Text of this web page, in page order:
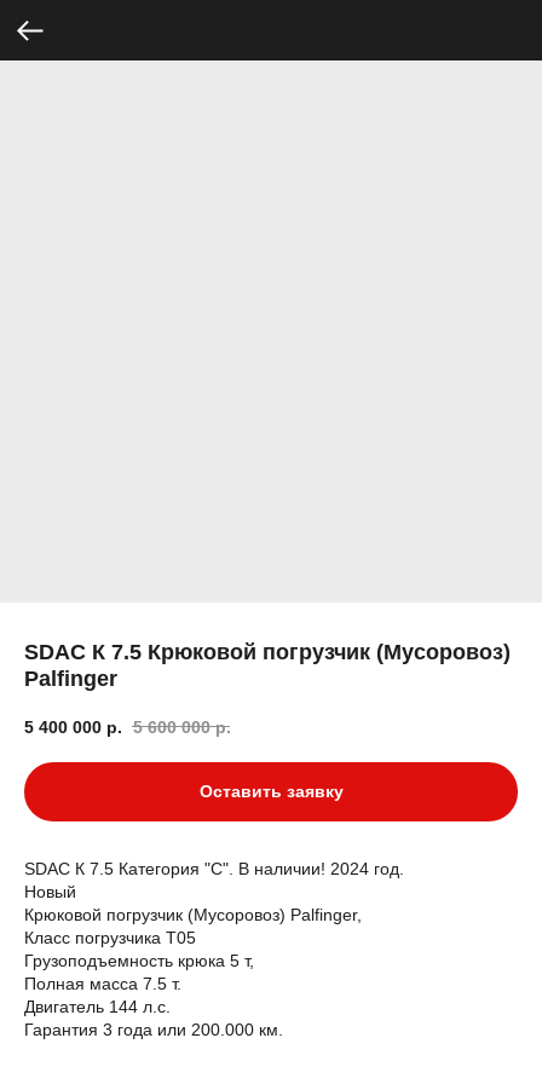
SDAC К 7.5 Крюковой погрузчик (Мусоровоз)
Palfinger
5 400 000 р. 5 600 000 р.
Оставить заявку
SDAC К 7.5 Категория "С". В наличии! 2024 год.
Новый
Крюковой погрузчик (Мусоровоз) Palfinger,
Класс погрузчика T05
Грузоподъемность крюка 5 т,
Полная масса 7.5 т.
Двигатель 144 л.с.
Гарантия 3 года или 200.000 км.